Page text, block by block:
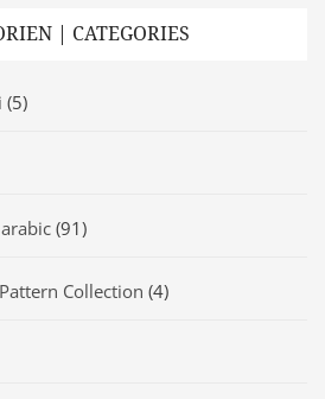
| CATEGORIES
(5)
(91)
Collection (4)